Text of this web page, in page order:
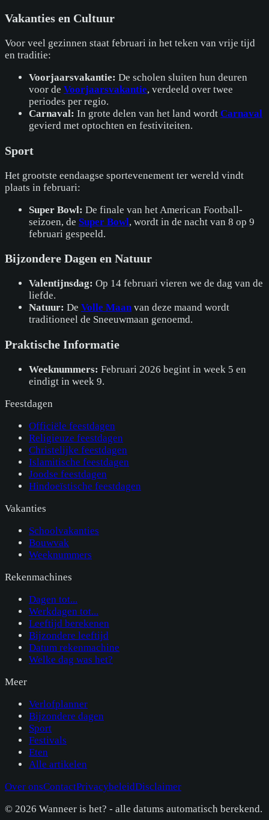
Vakanties en Cultuur
Voor veel gezinnen staat februari in het teken van vrije tijd
en traditie:
Voorjaarsvakantie: De scholen sluiten hun deuren
voor de Voorjaarsvakantie, verdeeld over twee
periodes per regio.
Carnaval: In grote delen van het land wordt Carnaval
gevierd met optochten en festiviteiten.
Sport
Het grootste eendaagse sportevenement ter wereld vindt
plaats in februari:
Super Bowl: De finale van het American Football-
seizoen, de Super Bowl, wordt in de nacht van 8 op 9
februari gespeeld.
Bijzondere Dagen en Natuur
Valentijnsdag: Op 14 februari vieren we de dag van de
liefde.
Natuur: De Volle Maanvan deze maand wordt
traditioneel de Sneeuwmaan genoemd.
Praktische Informatie
Weeknummers: Februari 2026 begint in week 5 en
eindigt in week 9.
Feestdagen
Officiële feestdagen
Religieuze feestdagen
Christelijke feestdagen
Islamitische feestdagen
Joodse feestdagen
Hindoeïstische feestdagen
Vakanties
Schoolvakanties
Bouwvak
Weeknummers
Rekenmachines
Dagen tot...
Werkdagen tot...
Leeftijd berekenen
Bijzondere leeftijd
Datum rekenmachine
Welke dag was het?
Meer
Verlofplanner
Bijzondere dagen
Sport
Festivals
Eten
Alle artikelen
Over onsContactPrivacybeleidDisclaimer
© 2026 Wanneer is het? - alle datums automatisch berekend.